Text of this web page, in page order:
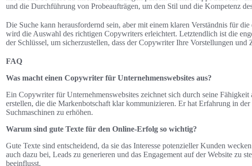
und die Durchführung von Probeaufträgen, um den Stil und die Kompetenz
Die Suche kann herausfordernd sein, aber mit einem klaren Verständnis für
wird die Auswahl des richtigen Copywriters erleichtert. Letztendlich ist die
der Schlüssel, um sicherzustellen, dass der Copywriter Ihre Vorstellungen und
FAQ
Was macht einen Copywriter für Unternehmenswebsites aus?
Ein Copywriter für Unternehmenswebsites zeichnet sich durch seine Fähigkeit
erstellen, die die Markenbotschaft klar kommunizieren. Er hat Erfahrung in
Suchmaschinen zu erhöhen.
Warum sind gute Texte für den Online-Erfolg so wichtig?
Gute Texte sind entscheidend, da sie das Interesse potenzieller Kunden
auch dazu bei, Leads zu generieren und das Engagement auf der Website zu
beeinflusst.